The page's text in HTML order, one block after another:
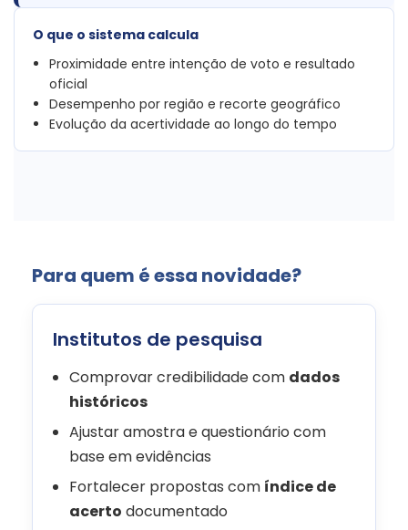
O que o sistema calcula
Proximidade entre intenção de voto e resultado
oficial
Desempenho por região e recorte geográfico
Evolução da acertividade ao longo do tempo
Para quem é essa novidade?
Institutos de pesquisa
Comprovar credibilidade com dados
históricos
Ajustar amostra e questionário com
base em evidências
Fortalecer propostas com índice de
acerto documentado